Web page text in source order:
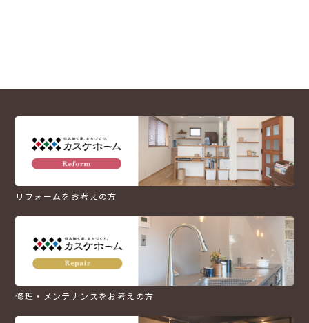
リフォームをお考えの方
修理・メンテナンスをお考えの方